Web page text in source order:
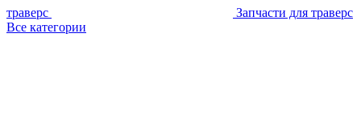
траверс
Запчасти для траверс
Все категории